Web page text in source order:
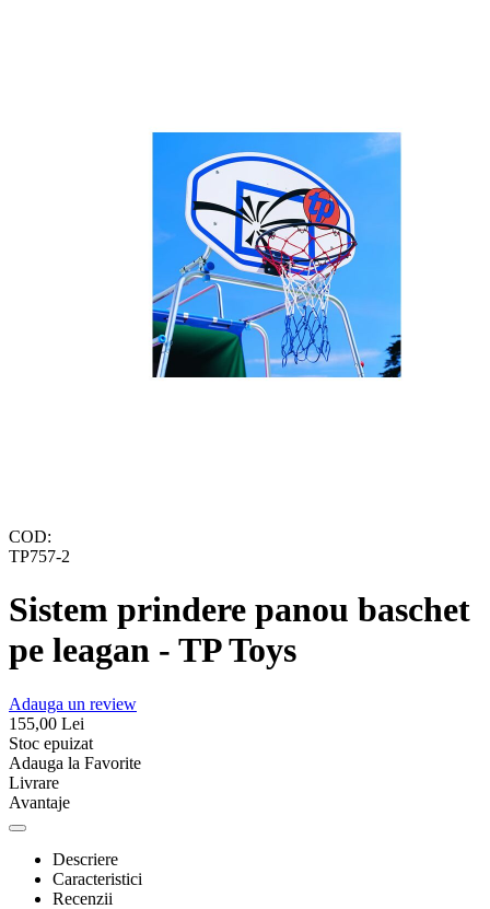
COD:
TP757-2
Sistem prindere panou baschet
pe leagan - TP Toys
Adauga un review
155,00 Lei
Stoc epuizat
Adauga la Favorite
Livrare
Avantaje
Descriere
Caracteristici
Recenzii